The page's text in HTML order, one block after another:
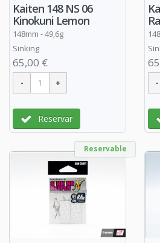
Kaiten 148 NS 06
Kinokuni Lemon
148mm - 49,6g
Sinking
65,00 €
Reservar
Reservable